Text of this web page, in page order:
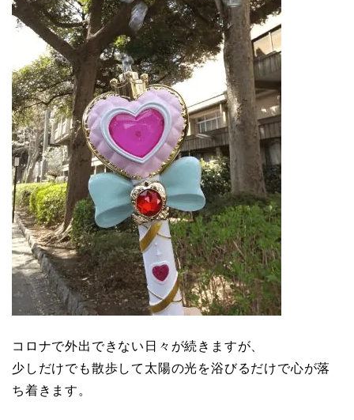
コロナで外出できない日々が続きますが、
少しだけでも散歩して太陽の光を浴びるだけで心が落
ち着きます。